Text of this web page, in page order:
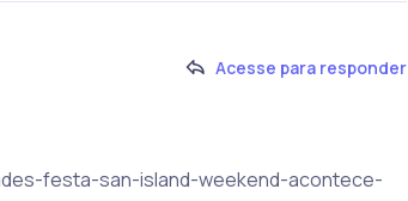
Acesse para responder
festa-san-island-weekend-acontece-